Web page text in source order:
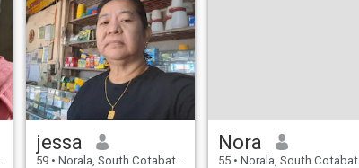
jessa
59 • Norala, South Cotabato, Filippinerna
Nora
55 • Norala, South Cotabato, Filippinerna